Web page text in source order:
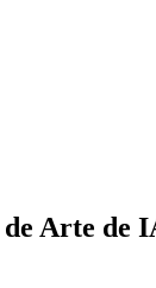
Arte de